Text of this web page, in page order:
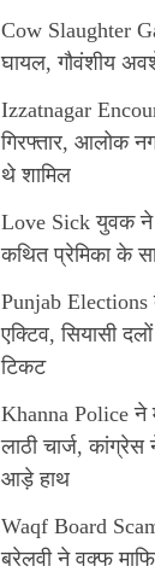
Cow Slaughter
घायल, गौवंशीय
Izzatnagar
गिरफ्तार, आलोक
थे शामिल
Love Sick युवक ने
कथित प्रेमिका के
Punjab Elections
एक्टिव, सियासी दलों
टिकट
Khanna Police ने
लाठी चार्ज,
आड़े हाथ
Waqf Board Scam
बरेलवी ने वक्फ